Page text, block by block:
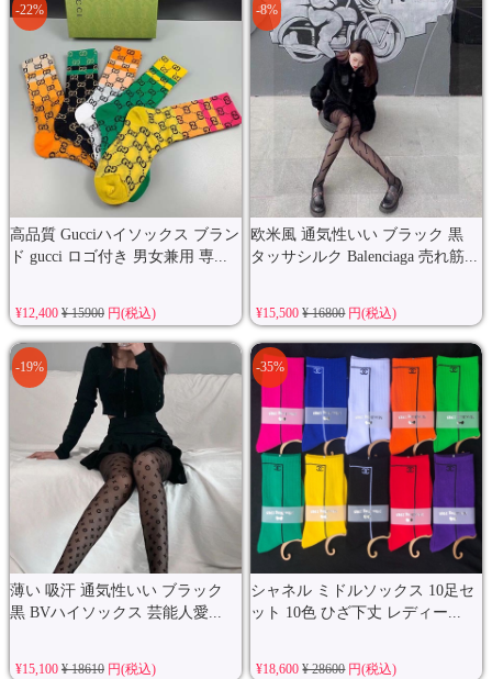
高品質 Gucciハイソックス ブラン
ド gucci ロゴ付き 男女兼用 専...
-22%
¥12,400 ¥ 15900円(税込)
欧米風 通気性いい ブラック 黒
タッサシルク Balenciaga 売れ筋...
-8%
¥15,500¥ 16800円(税込)
薄い 吸汗 通気性いい ブラック
黒 BVハイソックス 芸能人愛...
-19%
¥15,100 ¥ 18610円(税込)
シャネル ミドルソックス 10足セ
ット 10色 ひざ下丈 レディー...
-35%
¥18,600¥ 28600円(税込)